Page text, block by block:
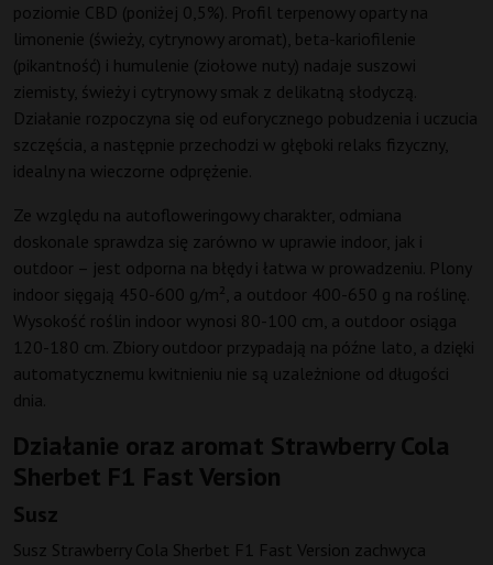
poziomie CBD (poniżej 0,5%). Profil terpenowy oparty na
limonenie (świeży, cytrynowy aromat), beta-kariofilenie
(pikantność) i humulenie (ziołowe nuty) nadaje suszowi
ziemisty, świeży i cytrynowy smak z delikatną słodyczą.
Działanie rozpoczyna się od euforycznego pobudzenia i uczucia
szczęścia, a następnie przechodzi w głęboki relaks fizyczny,
idealny na wieczorne odprężenie.
Ze względu na autofloweringowy charakter, odmiana
doskonale sprawdza się zarówno w uprawie indoor, jak i
outdoor – jest odporna na błędy i łatwa w prowadzeniu. Plony
indoor sięgają 450-600 g/m², a outdoor 400-650 g na roślinę.
Wysokość roślin indoor wynosi 80-100 cm, a outdoor osiąga
120-180 cm. Zbiory outdoor przypadają na późne lato, a dzięki
automatycznemu kwitnieniu nie są uzależnione od długości
dnia.
Działanie oraz aromat Strawberry Cola
Sherbet F1 Fast Version
Susz
Susz Strawberry Cola Sherbet F1 Fast Version zachwyca